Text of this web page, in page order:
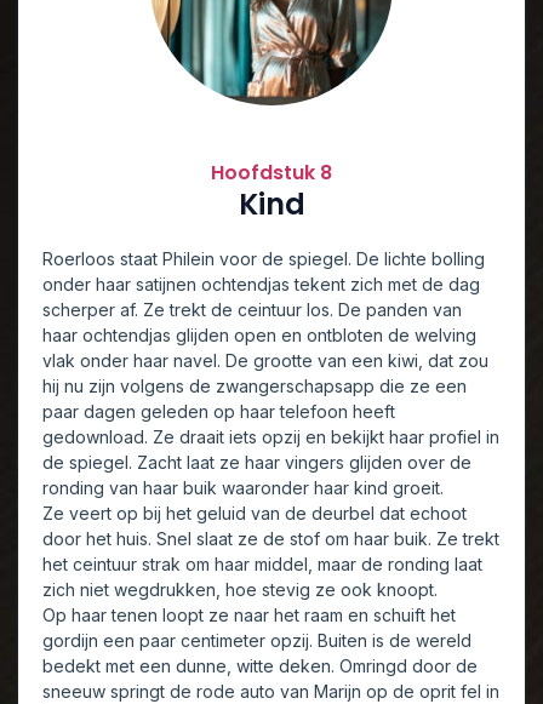
Hoofdstuk 8
Kind
Roerloos staat Philein voor de spiegel. De lichte bolling
onder haar satijnen ochtendjas tekent zich met de dag
scherper af. Ze trekt de ceintuur los. De panden van
haar ochtendjas glijden open en ontbloten de welving
vlak onder haar navel. De grootte van een kiwi, dat zou
hij nu zijn volgens de zwangerschapsapp die ze een
paar dagen geleden op haar telefoon heeft
gedownload. Ze draait iets opzij en bekijkt haar profiel in
de spiegel. Zacht laat ze haar vingers glijden over de
ronding van haar buik waaronder haar kind groeit.
Ze veert op bij het geluid van de deurbel dat echoot
door het huis. Snel slaat ze de stof om haar buik. Ze trekt
het ceintuur strak om haar middel, maar de ronding laat
zich niet wegdrukken, hoe stevig ze ook knoopt.
Op haar tenen loopt ze naar het raam en schuift het
gordijn een paar centimeter opzij. Buiten is de wereld
bedekt met een dunne, witte deken. Omringd door de
sneeuw springt de rode auto van Marijn op de oprit fel in